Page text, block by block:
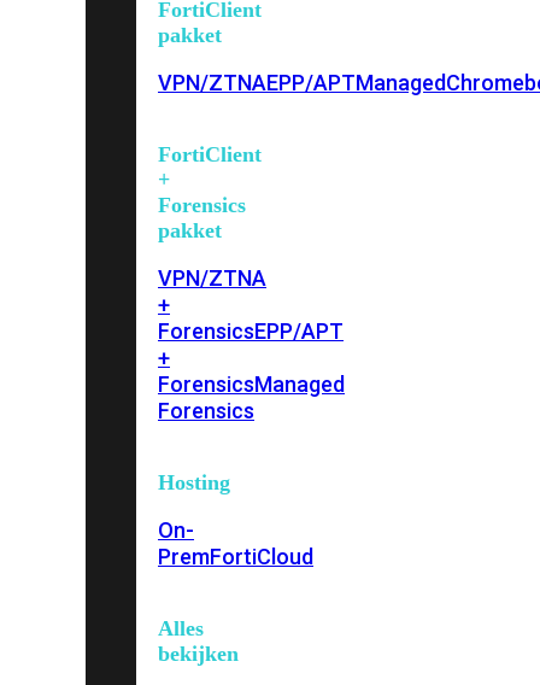
FortiClient
pakket
VPN/ZTNAEPP/APTManaged
FortiClient
+
Forensics
pakket
VPN/ZTNA
+
ForensicsEPP/APT
+
ForensicsManaged
Forensics
Hosting
On-
PremFortiCloud
Alles
bekijken